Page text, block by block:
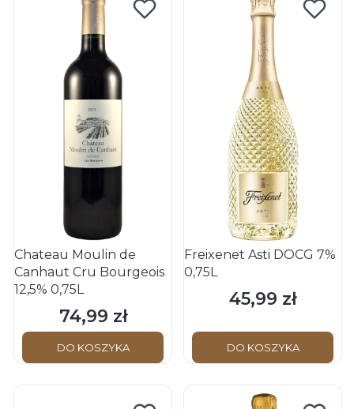
Chateau Moulin de
Canhaut Cru Bourgeois
12,5% 0,75L
Cena
74,99 zł
DO KOSZYKA
Freixenet Asti DOCG 7%
0,75L
Cena
45,99 zł
DO KOSZYKA